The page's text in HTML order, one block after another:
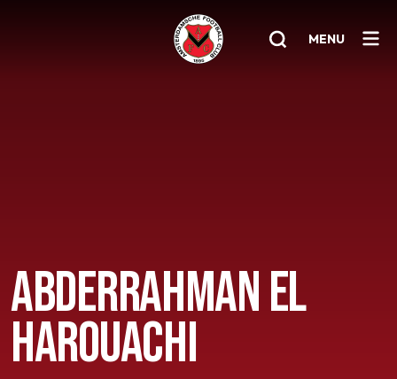
MENU
Senioren
Clubinfo
Nieuwsoverzicht
ABDERRAHMAN EL
HAROUACHI